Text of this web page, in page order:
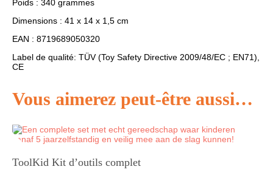
Poids : 340 grammes
Dimensions : 41 x 14 x 1,5 cm
EAN : 8719689050320
Label de qualité: TÜV (Toy Safety Directive 2009/48/EC ; EN71),
CE
Vous aimerez peut-être aussi…
ToolKid Kit d’outils complet